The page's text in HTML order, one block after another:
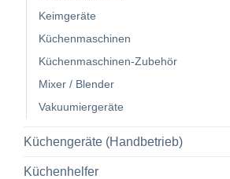
Keimgeräte
Küchenmaschinen
Küchenmaschinen-Zubehör
Mixer / Blender
Vakuumiergeräte
Küchengeräte (Handbetrieb)
Küchenhelfer